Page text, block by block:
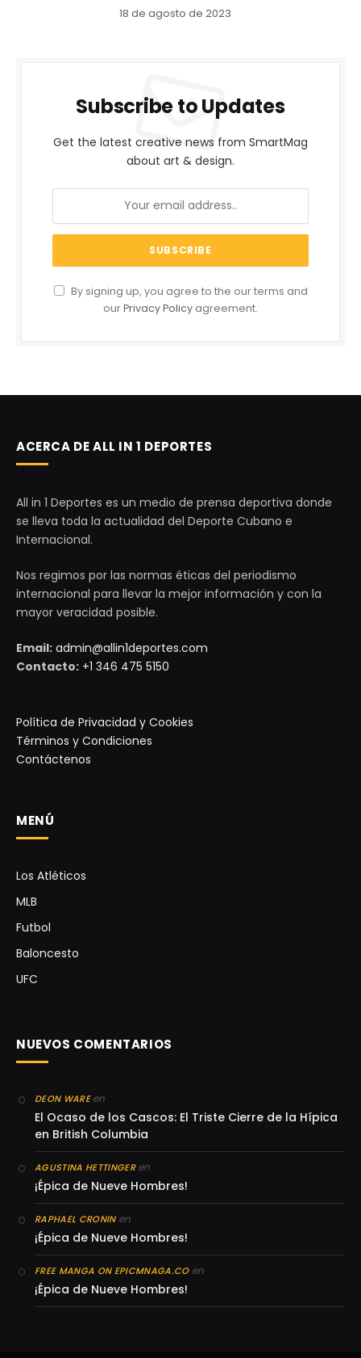
18 de agosto de 2023
Subscribe to Updates
Get the latest creative news from SmartMag
about art & design.
By signing up, you agree to the our terms and
ourPrivacy Policy agreement.
ACERCA DE ALL IN 1 DEPORTES
All in 1 Deportes es un medio de prensa deportiva donde
se lleva toda la actualidad del Deporte Cubano e
Internacional.
Nos regimos por las normas éticas del periodismo
internacional para llevar la mejor información y con la
mayor veracidad posible.
Email: admin@allin1deportes.com
Contacto: +1 346 475 5150
Política de Privacidad y Cookies
Términos y Condiciones
Contáctenos
MENÚ
Los Atléticos
MLB
Futbol
Baloncesto
UFC
NUEVOS COMENTARIOS
DEON WAREen
El Ocaso de los Cascos: El Triste Cierre de la Hípica
en British Columbia
AGUSTINA HETTINGERen
¡Épica de Nueve Hombres!
RAPHAEL CRONINen
¡Épica de Nueve Hombres!
FREE MANGA ON EPICMNAGA.COen
¡Épica de Nueve Hombres!